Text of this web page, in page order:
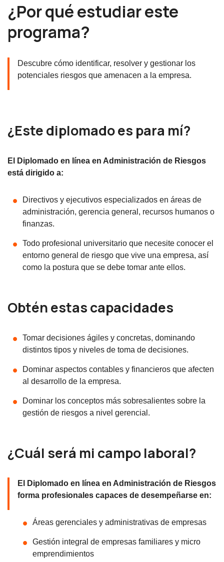
¿Por qué estudiar este
programa?
Descubre cómo identificar, resolver y gestionar los
potenciales riesgos que amenacen a la empresa.
¿Este diplomado es para mí?
El Diplomado en línea en Administración de Riesgos
está dirigido a:
Directivos y ejecutivos especializados en áreas de
administración, gerencia general, recursos humanos o
finanzas.
Todo profesional universitario que necesite conocer el
entorno general de riesgo que vive una empresa, así
como la postura que se debe tomar ante ellos.
Obtén estas capacidades
Tomar decisiones ágiles y concretas, dominando
distintos tipos y niveles de toma de decisiones.
Dominar aspectos contables y financieros que afecten
al desarrollo de la empresa.
Dominar los conceptos más sobresalientes sobre la
gestión de riesgos a nivel gerencial.
¿Cuál será mi campo laboral?
El Diplomado en línea en Administración de Riesgos
forma profesionales capaces de desempeñarse en:
Áreas gerenciales y administrativas de empresas
Gestión integral de empresas familiares y micro
emprendimientos